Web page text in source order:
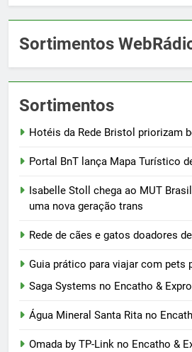
Sortimentos
Sortimentos
Hotéis da Rede Bristol priorizam
Portal BnT lança Mapa Turístico
Isabelle Stoll chega ao MUT
uma nova geração trans
Rede de cães e gatos doadores
Guia prático para viajar com pets
Saga Systems no Encatho &
Água Mineral Santa Rita no
Omada by TP-Link no Encatho &